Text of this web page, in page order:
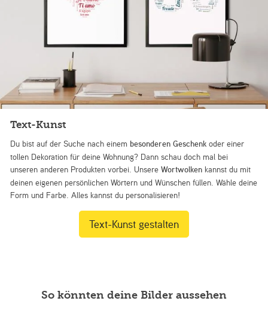
Text-Kunst
Du bist auf der Suche nach einem besonderen Geschenk oder einer
tollen Dekoration für deine Wohnung? Dann schau doch mal bei
unseren anderen Produkten vorbei. UnsereWortwolken kannst du mit
deinen eigenen persönlichen Wörtern und Wünschen füllen. Wähle deine
Form und Farbe. Alles kannst du personalisieren!
Text-Kunst gestalten
So könnten deine Bilder aussehen